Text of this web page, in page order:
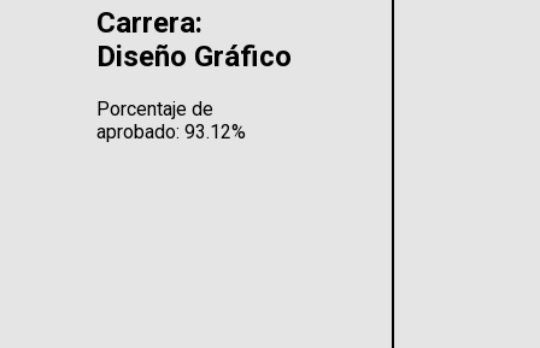
Carrera:
Diseño Gráfico
Porcentaje de
aprobado: 93.12%